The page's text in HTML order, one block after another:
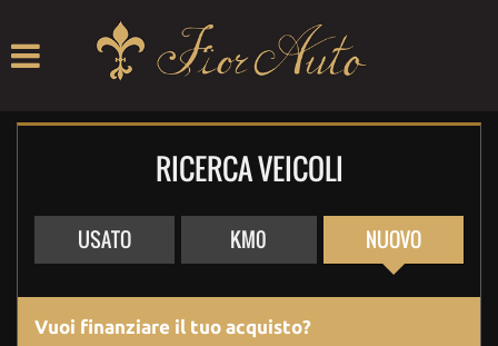
ASSISTENZA
CONTRIBUTI
RICERCA VEICOLI
USATO KM0 NUOVO
Vuoi finanziare il tuo acquisto?